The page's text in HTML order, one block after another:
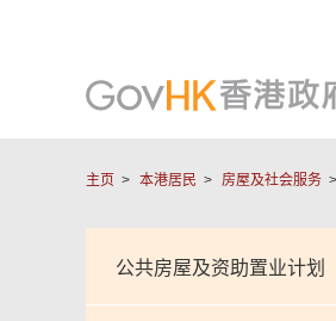
主页 本港居民 房屋及社会服务
公共房屋及资助置业计划